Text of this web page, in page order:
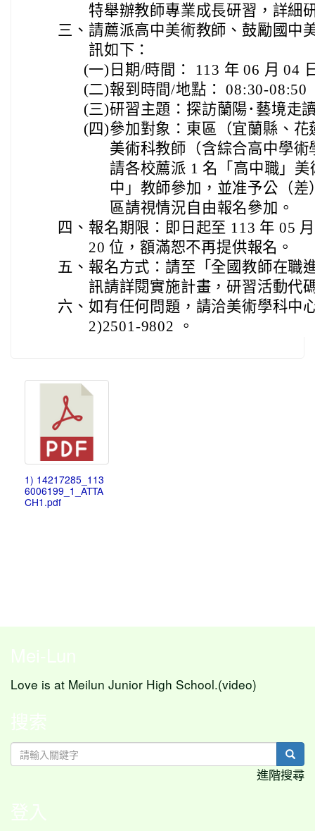
特舉辦教師專業成長研習，詳細
三、 請薦派高中美術教師、鼓勵國中
訊如下：
(一) 日期/時間： 113 年 06 月 04
(二)報到時間/地點： 08:30-08:50
(三)研習主題：探訪蘭陽･藝境走
(四)參加對象：東區（宜蘭縣、
美術科教師（含綜合高中學
請各校薦派 1 名「高中職」
中」教師參加，並准予公（
區請視情況自由報名參加。
四、 報名期限：即日起至 113 年 05
20 位，額滿恕不再提供報名。
五、 報名方式：請至「全國教師在職
訊請詳閱實施計畫，研習活動代
六、 如有任何問題，請洽美術學科中
2)2501-9802 。
1) 14217285_113
6006199_1_ATTA
CH1.pdf
Mei-Lun
Love is at Meilun Junior High School.(video)
搜索
進階搜尋
登入